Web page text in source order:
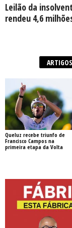
Leilão da
rendeu 4,6
Queluz recebe triunfo de
Francisco Campos na
primeira etapa da Volta